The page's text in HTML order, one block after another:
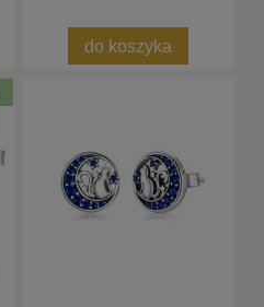
do koszyka